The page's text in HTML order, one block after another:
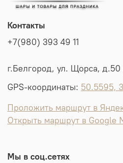
Контакты
+7(980) 393 49 11
г.Белгород, ул. Щорса,
GPS-координаты: 50.5595,
Проложить маршрут в
Открыть маршрут в Google
Мы в соц.сетях